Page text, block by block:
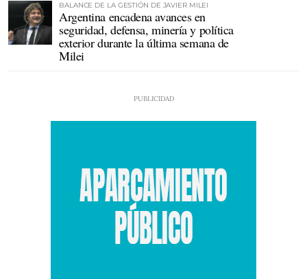
BALANCE DE LA GESTIÓN DE JAVIER MILEI
Argentina encadena avances en
seguridad, defensa, minería y política
exterior durante la última semana de
Milei